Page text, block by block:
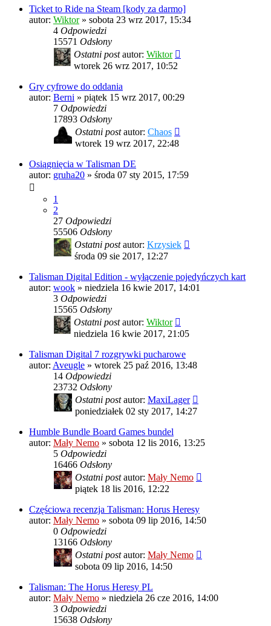
Ticket to Ride na Steam [kody za darmo]
autor: Wiktor» sobota 23 wrz 2017, 15:34
4 Odpowiedzi
15571 Odsłony
Ostatni postautor: Wiktor
wtorek 26 wrz 2017, 10:52
Gry cyfrowe do oddania
autor: Berni » piątek 15 wrz 2017, 00:29
7 Odpowiedzi
17893 Odsłony
Ostatni postautor: Chaos
wtorek 19 wrz 2017, 22:48
Osiągnięcia w Talisman DE
autor: gruha20 » środa 07 sty 2015, 17:59
1
2
27 Odpowiedzi
55506 Odsłony
Ostatni postautor: Krzysiek
środa 09 sie 2017, 12:27
Talisman Digital Edition - wyłączenie pojedyńczych kart
autor: wook » niedziela 16 kwie 2017, 14:01
3 Odpowiedzi
15565 Odsłony
Ostatni postautor: Wiktor
niedziela 16 kwie 2017, 21:05
Talisman Digital 7 rozgrywki pucharowe
autor: Aveugle » wtorek 25 paź 2016, 13:48
14 Odpowiedzi
23732 Odsłony
Ostatni postautor: MaxiLager
poniedziałek 02 sty 2017, 14:27
Humble Bundle Board Games bundel
autor: Mały Nemo » sobota 12 lis 2016, 13:25
5 Odpowiedzi
16466 Odsłony
Ostatni postautor: Mały Nemo
piątek 18 lis 2016, 12:22
Częściowa recenzja Talisman: Horus Heresy
autor: Mały Nemo » sobota 09 lip 2016, 14:50
0 Odpowiedzi
13166 Odsłony
Ostatni postautor: Mały Nemo
sobota 09 lip 2016, 14:50
Talisman: The Horus Heresy PL
autor: Mały Nemo » niedziela 26 cze 2016, 14:00
3 Odpowiedzi
15638 Odsłony